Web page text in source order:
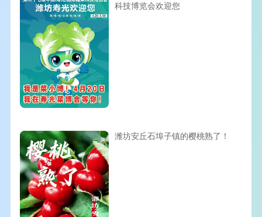
科技博览会欢迎您
潍坊安丘石埠子镇的樱桃熟了！